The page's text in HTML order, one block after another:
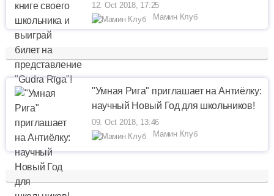
12. Oct 2018, 17:25
Мамин Клуб
"Умная Рига" приглашает на Антиёлку:
научный Новый Год для школьников!
09. Oct 2018, 13:46
Мамин Клуб